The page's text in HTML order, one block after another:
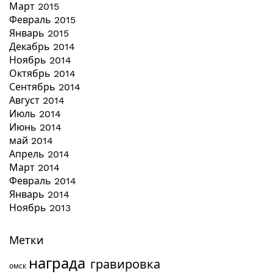
Март 2015
Февраль 2015
Январь 2015
Декабрь 2014
Ноябрь 2014
Октябрь 2014
Сентябрь 2014
Август 2014
Июль 2014
Июнь 2014
май 2014
Апрель 2014
Март 2014
Февраль 2014
Январь 2014
Ноябрь 2013
Метки
омск награда гравировка